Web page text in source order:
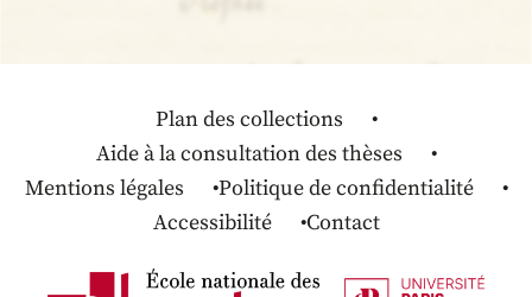
Plan des collections
Aide à la consultation des thèses
Mentions légales
Politique de confidentialité
Accessibilité
Contact